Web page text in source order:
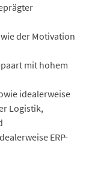
der Motivation
mit hohem
idealerweise
Logistik,
ERP-